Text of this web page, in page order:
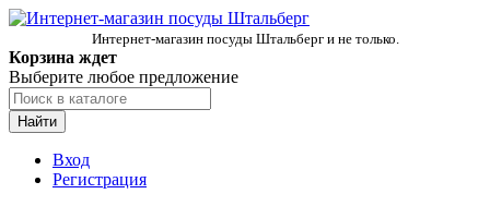
Интернет-магазин посуды Штальберг и не только.
Корзина ждет
Выберите любое предложение
Найти
Вход
Регистрация